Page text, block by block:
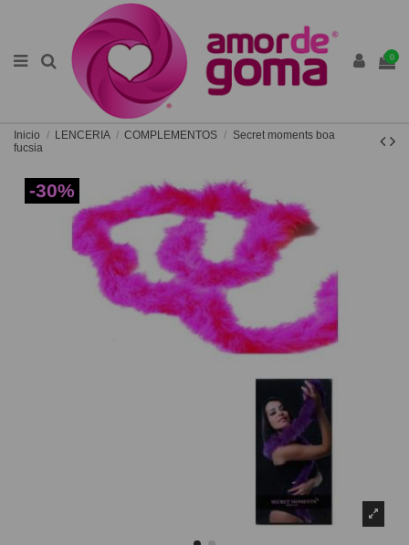
0
Inicio LENCERIA COMPLEMENTOS
Secret moments boa
fucsia
-30%